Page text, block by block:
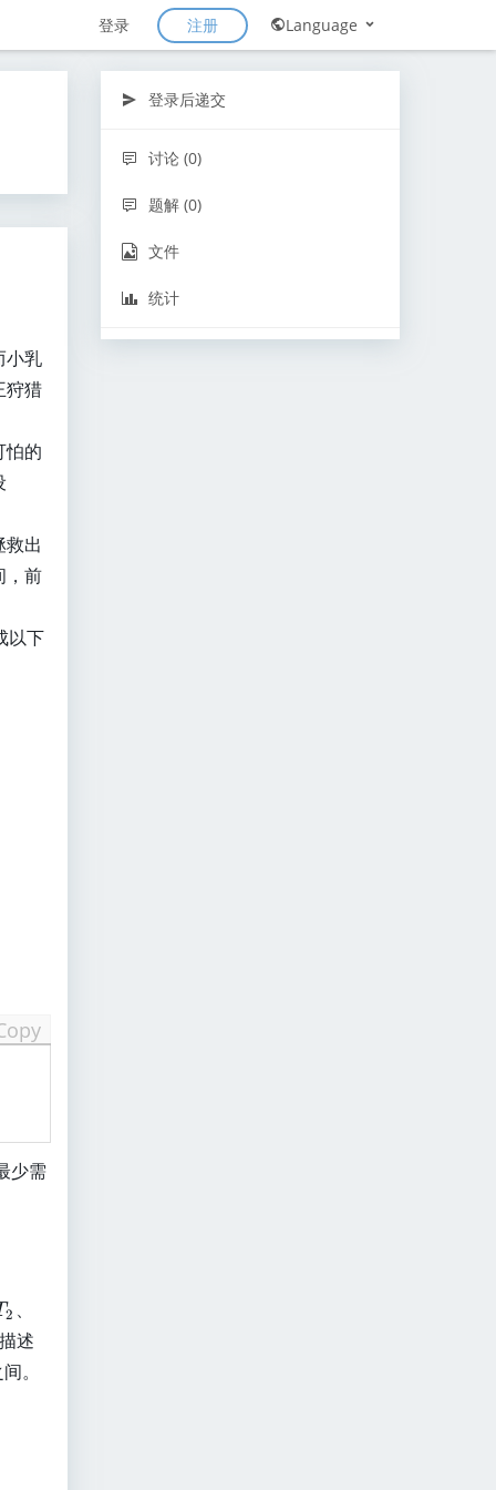
登录 注册 Language
小乳
狩猎
怕的
出
，前
以下
少需
2 、
_
3
述
。
登录后递交
讨论 (0)
题解 (0)
文件
统计